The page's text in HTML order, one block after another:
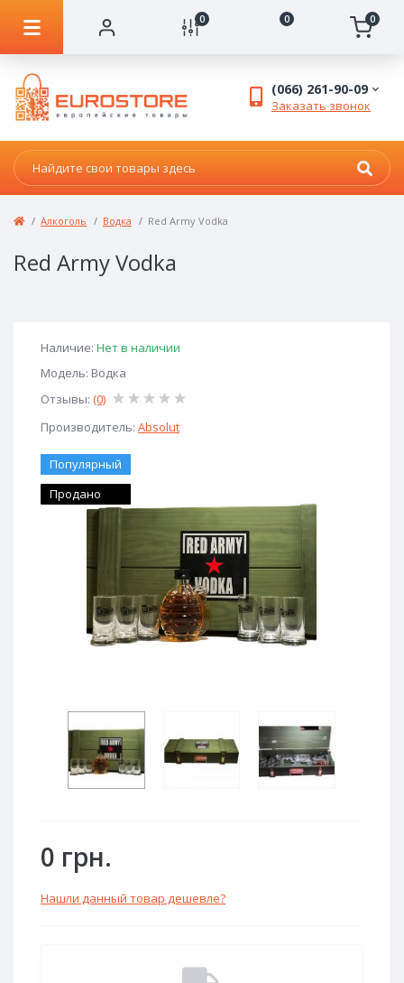
0 0 0
(066) 261-90-09
Заказать звонок
Алкоголь Водка Red Army Vodka
Red Army Vodka
Наличие: Нет в наличии
Модель: Водка
Отзывы: (0)
Производитель: Absolut
Популярный
Продано
0 грн.
Нашли данный товар дешевле?